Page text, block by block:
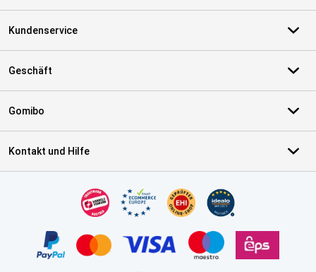
Kundenservice
Geschäft
Gomibo
Kontakt und Hilfe